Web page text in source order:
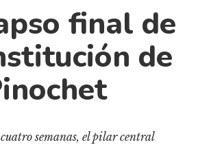
la literatura chilena
libros
final de
de
semanas, el pilar central